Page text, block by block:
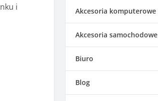
i
Akcesoria komputerowe
Akcesoria samochodowe
Biuro
Blog